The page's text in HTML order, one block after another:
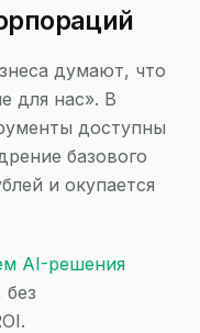
думают, что
для нас». В
доступны
базового
и окупается
AI-решения